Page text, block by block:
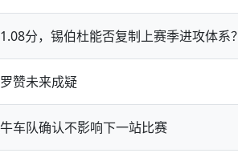
分，锡伯杜能否复制上赛季进攻体系？
赞未来成疑
车队确认不影响下一站比赛